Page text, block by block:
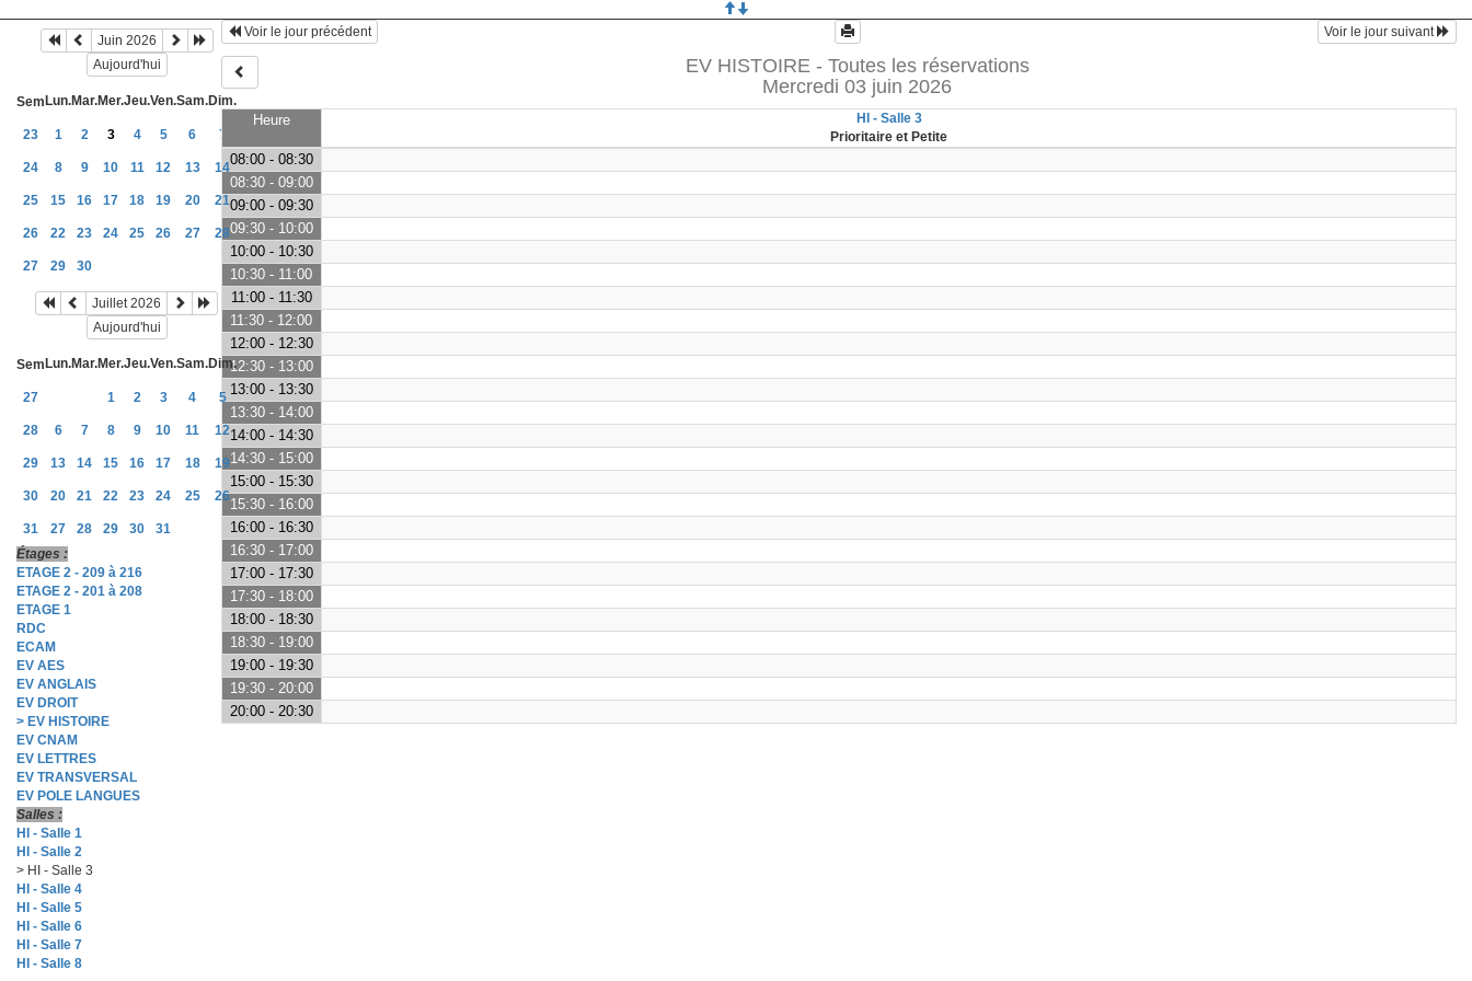
Juin 2026
Aujourd'hui
Sem Lun.Mar.Mer.Jeu.Ven.Sam.Dim.
23 1 2 3 4 5 6 7
24 8 9 10 11 12 13 14
25 15 16 17 18 19 20 21
26 22 23 24 25 26 27 28
27 29 30
Juillet 2026
Aujourd'hui
Sem Lun.Mar.Mer.Jeu.Ven.Sam.Dim.
27 1 2 3 4 5
28 6 7 8 9 10 11 12
29 13 14 15 16 17 18 19
30 20 21 22 23 24 25 26
31 27 28 29 30
31
Étages :
ETAGE 2 - 209 à 216
ETAGE 2 - 201 à 208
ETAGE 1
RDC
ECAM
EV AES
EV ANGLAIS
EV DROIT
> EV HISTOIRE
EV CNAM
EV LETTRES
EV TRANSVERSAL
EV POLE LANGUES
Salles :
HI - Salle 1
HI - Salle 2
> HI - Salle 3
HI - Salle 4
HI - Salle 5
HI - Salle 6
HI - Salle 7
HI - Salle 8
Heure
HI - Salle 3
Prioritaire et Petite
Voir le jour précédent Voir le jour suivant
EV HISTOIRE - Toutes les réservations
Mercredi 03 juin 2026
08:00 - 08:30
08:30 - 09:00
09:00 - 09:30
09:30 - 10:00
10:00 - 10:30
10:30 - 11:00
11:00 - 11:30
11:30 - 12:00
12:00 - 12:30
12:30 - 13:00
13:00 - 13:30
13:30 - 14:00
14:00 - 14:30
14:30 - 15:00
15:00 - 15:30
15:30 - 16:00
16:00 - 16:30
16:30 - 17:00
17:00 - 17:30
17:30 - 18:00
18:00 - 18:30
18:30 - 19:00
19:00 - 19:30
19:30 - 20:00
20:00 - 20:30